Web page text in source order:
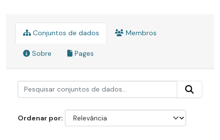
Conjuntos de dados Membros
Sobre Pages
Ordenar por